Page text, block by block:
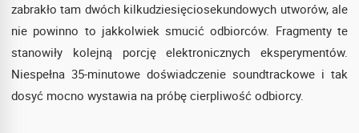
zabrakło tam dwóch kilkudziesięciosekundowych utworów, ale
nie powinno to jakkolwiek smucić odbiorców. Fragmenty te
stanowiły kolejną porcję elektronicznych eksperymentów.
Niespełna 35-minutowe doświadczenie soundtrackowe i tak
dosyć mocno wystawia na próbę cierpliwość odbiorcy.